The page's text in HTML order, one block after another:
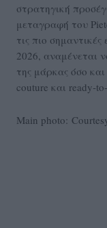
στρατηγική
μεταγραφή του
τις πιο
2026, αναμένεται
της μάρκας όσο
couture και
Main photo: